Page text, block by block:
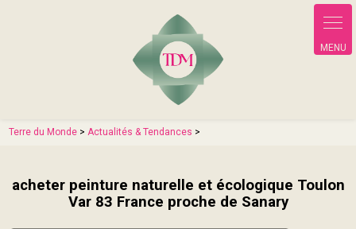
Terre du Monde >Actualités & Tendances >
acheter peinture naturelle et écologique Toulon
Var 83 France proche de Sanary